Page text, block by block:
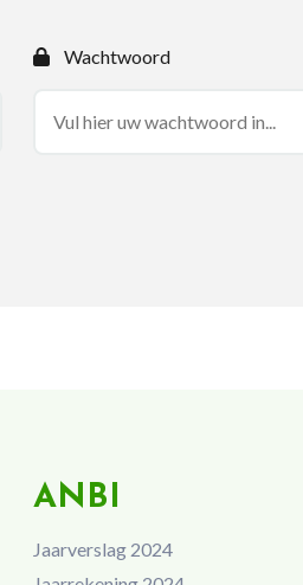
Wachtwoord
ANBI
Jaarverslag 2024